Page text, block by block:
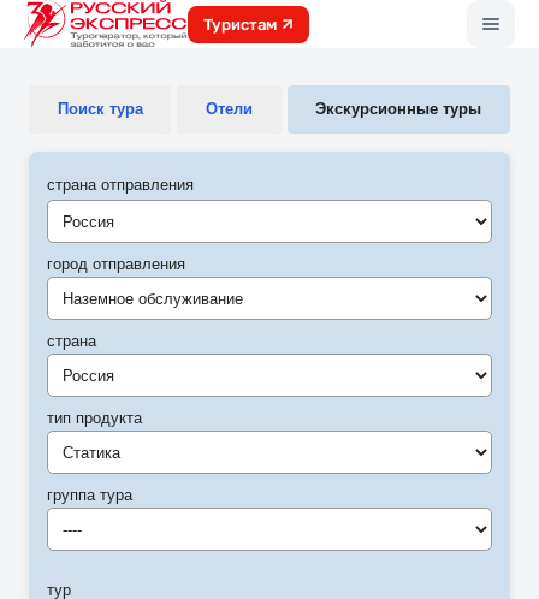
Туристам
Поиск тура Отели Экскурсионные туры
страна отправления
город отправления
Наземное обслуживание
страна
Россия
тип продукта
Статика
группа тура
----
тур